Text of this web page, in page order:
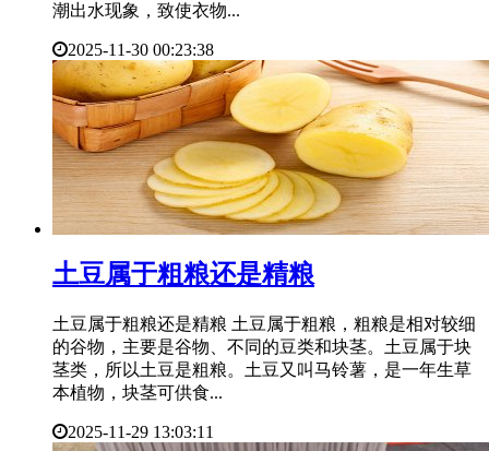
潮出水现象，致使衣物...
2025-11-30 00:23:38
​土豆属于粗粮还是精粮
土豆属于粗粮还是精粮 土豆属于粗粮，粗粮是相对较细
的谷物，主要是谷物、不同的豆类和块茎。土豆属于块
茎类，所以土豆是粗粮。土豆又叫马铃薯，是一年生草
本植物，块茎可供食...
2025-11-29 13:03:11